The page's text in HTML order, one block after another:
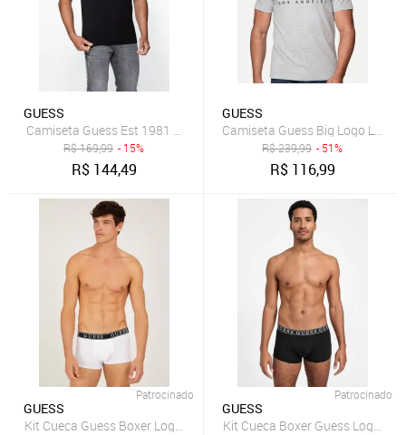
GUESS
Camiseta Guess Est 1981 Preto
R$169,99 - 15%
R$ 144,49
GUESS
Camiseta Guess Big Logo Los
R$239,99 - 51%
R$ 116,99
Patrocinado
GUESS
Kit Cueca Guess Boxer Logo Preto e Branco
Patrocinado
GUESS
Kit Cueca Boxer Guess Logo